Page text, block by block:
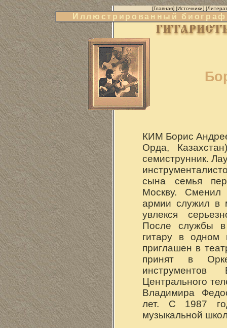
[Главная] [Источники] [
Иллюстрированный
КИМ Борис
Орда,
семиструнник.
сына семья
Москву.
армии служил в
увлекся
После службы в
гитару в
приглашен в
принят в
Центрального
Владимира
лет. С 1987
музыкальной